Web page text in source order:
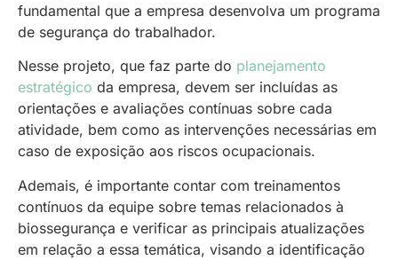
fundamental que a empresa desenvolva um programa
de segurança do trabalhador.
Nesse projeto, que faz parte do planejamento
estratégico da empresa, devem ser incluídas as
orientações e avaliações contínuas sobre cada
atividade, bem como as intervenções necessárias em
caso de exposição aos riscos ocupacionais.
Ademais, é importante contar com treinamentos
contínuos da equipe sobre temas relacionados à
biossegurança e verificar as principais atualizações
em relação a essa temática, visando a identificação